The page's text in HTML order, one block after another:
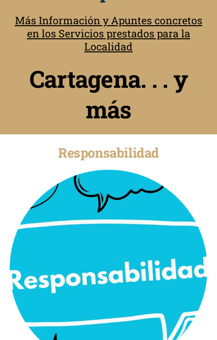
Más Información y Apuntes concretos
en los Servicios prestados para la
Localidad
Cartagena. . . y
más
Responsabilidad